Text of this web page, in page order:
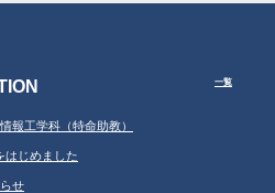
一覧
報工学科（特命助教）
はじめました
せ